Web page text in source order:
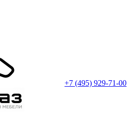
+7 (495) 929-71-00